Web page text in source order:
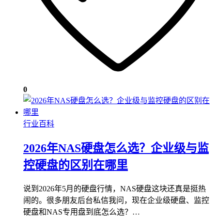
0
行业百科
2026年NAS硬盘怎么选？企业级与监
控硬盘的区别在哪里
说到2026年5月的硬盘行情，NAS硬盘这块还真是挺热
闹的。很多朋友后台私信我问，现在企业级硬盘、监控
硬盘和NAS专用盘到底怎么选？…